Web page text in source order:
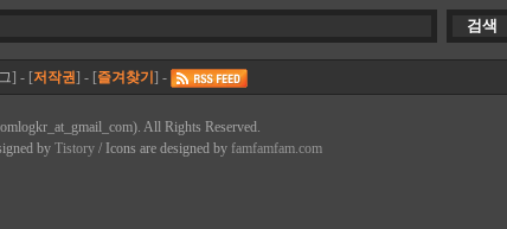
] - [저작권] - [즐겨찾기 ] -
All Rights Reserved.
by Tistory/ Icons are designed by famfamfam.com